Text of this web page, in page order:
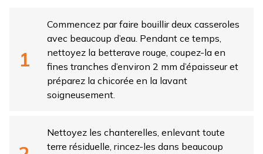
Commencez par faire bouillir deux casseroles
avec beaucoup d’eau. Pendant ce temps,
nettoyez la betterave rouge, coupez-la en
fines tranches d’environ 2 mm d’épaisseur et
préparez la chicorée en la lavant
soigneusement.
Nettoyez les chanterelles, enlevant toute
terre résiduelle, rincez-les dans beaucoup